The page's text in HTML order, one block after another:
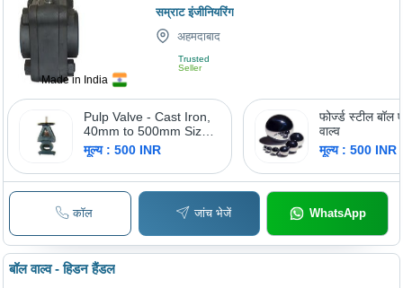
Made in India
सम्राट इंजीनियरिंग
अहमदाबाद
Trusted
Seller
Pulp Valve - Cast Iron,
40mm to 500mm Size,
Green | Rust Resistant,
Leak-proof, Easy to
Maintain, Self-cleaning
Design
मूल्य : 500 INR
फोर्ज्ड स्टील बॉल
वाल्व
मूल्य : 500 INR
कॉल जांच भेजें WhatsApp
बॉल वाल्व - हिडन हैंडल